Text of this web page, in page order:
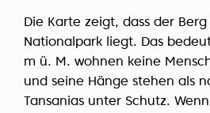
Die Karte zeigt, dass der
Nationalpark liegt. Das
m ü. M. wohnen keine
und seine Hänge stehen als
Tansanias unter Schutz.